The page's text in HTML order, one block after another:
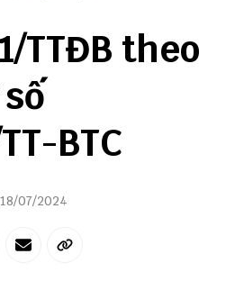
TTĐB theo
BTC
18/07/2024